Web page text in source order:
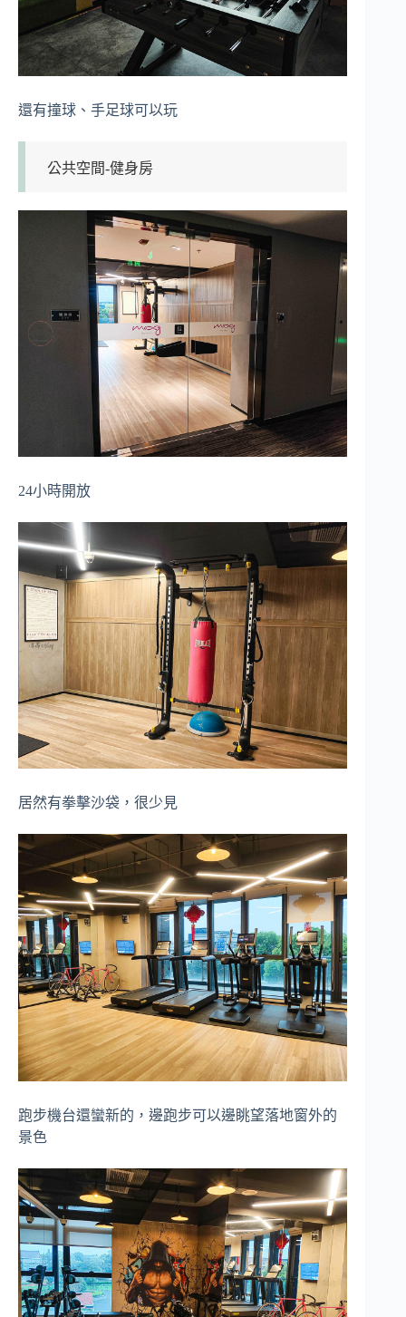
還有撞球、手足球可以玩
公共空間-健身房
24小時開放
居然有拳擊沙袋，很少見
跑步機台還蠻新的，邊跑步可以邊眺望落地窗外的
景色